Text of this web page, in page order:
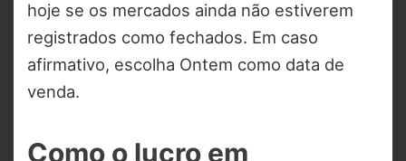
hoje se os mercados ainda não estiverem
registrados como fechados. Em caso
afirmativo, escolha Ontem como data de
venda.
Como o lucro em